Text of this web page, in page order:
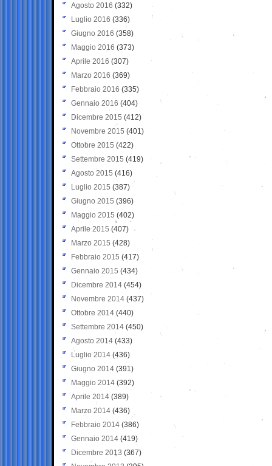
Agosto 2016 (332)
Luglio 2016 (336)
Giugno 2016 (358)
Maggio 2016 (373)
Aprile 2016 (307)
Marzo 2016 (369)
Febbraio 2016 (335)
Gennaio 2016 (404)
Dicembre 2015 (412)
Novembre 2015 (401)
Ottobre 2015 (422)
Settembre 2015 (419)
Agosto 2015 (416)
Luglio 2015 (387)
Giugno 2015 (396)
Maggio 2015 (402)
Aprile 2015 (407)
Marzo 2015 (428)
Febbraio 2015 (417)
Gennaio 2015 (434)
Dicembre 2014 (454)
Novembre 2014 (437)
Ottobre 2014 (440)
Settembre 2014 (450)
Agosto 2014 (433)
Luglio 2014 (436)
Giugno 2014 (391)
Maggio 2014 (392)
Aprile 2014 (389)
Marzo 2014 (436)
Febbraio 2014 (386)
Gennaio 2014 (419)
Dicembre 2013 (367)